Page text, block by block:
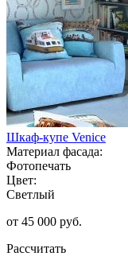
Шкаф-купе Venice
Материал фасада:
Фотопечать
Цвет:
Светлый
от 45 000 руб.
Рассчитать